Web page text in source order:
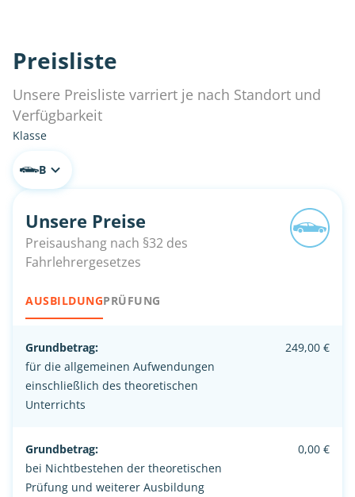
Preisliste
Unsere Preisliste varriert je nach Standort und
Verfügbarkeit
Klasse
B
Unsere Preise
Preisaushang nach §32 des
Fahrlehrergesetzes
AUSBILDUNGPRÜFUNG
Grundbetrag:
für die allgemeinen Aufwendungen
einschließlich des theoretischen
Unterrichts
249,00 €
Grundbetrag:
bei Nichtbestehen der theoretischen
Prüfung und weiterer Ausbildung
0,00 €